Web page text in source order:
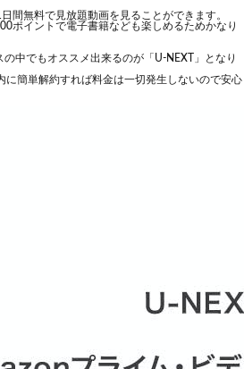
間無料で見放題動画を見ることができます。
ポイントで電子書籍なども楽しめるためかなり
中でもオススメ出来るのが「U-NEXT」となり
に簡単解約すれば料金は一切発生しないので安心